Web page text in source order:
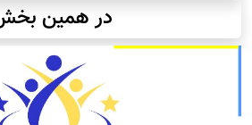
در همین